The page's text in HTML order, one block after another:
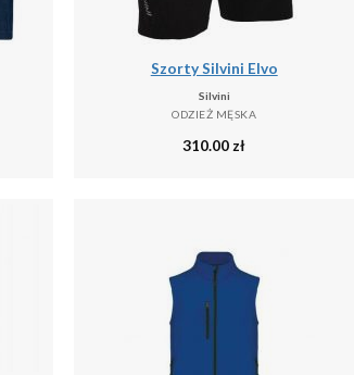
Szorty Silvini Elvo
Silvini
ODZIEŻ MĘSKA
310.00 zł